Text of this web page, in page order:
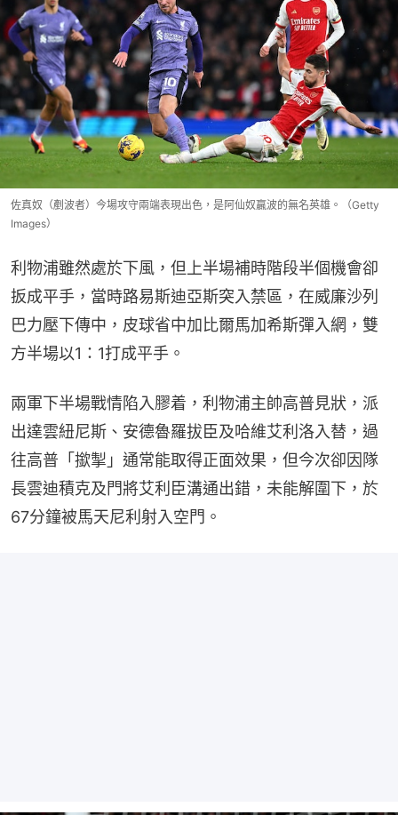
佐真奴（剷波者）今場攻守兩端表現出色，是阿仙奴贏波的無名英雄。（Getty
Images）
利物浦雖然處於下風，但上半場補時階段半個機會卻
扳成平手，當時路易斯迪亞斯突入禁區，在威廉沙列
巴力壓下傳中，皮球省中加比爾馬加希斯彈入網，雙
方半場以1：1打成平手。
兩軍下半場戰情陷入膠着，利物浦主帥高普見狀，派
出達雲紐尼斯、安德魯羅拔臣及哈維艾利洛入替，過
往高普「撳掣」通常能取得正面效果，但今次卻因隊
長雲迪積克及門將艾利臣溝通出錯，未能解圍下，於
67分鐘被馬天尼利射入空門。